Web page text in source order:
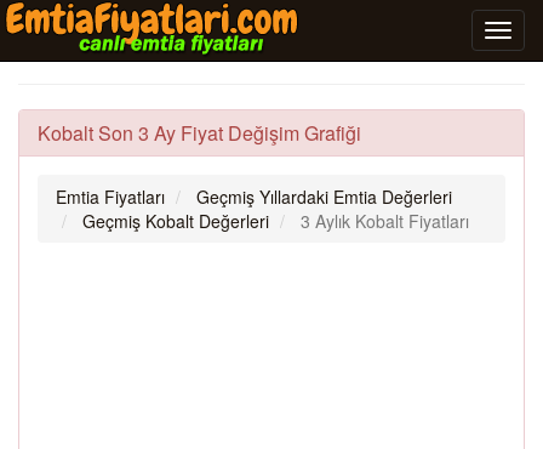
Kobalt Son 3 Ay Fiyat Değişim Grafiği
Emtia Fiyatları
Geçmiş Yıllardaki Emtia Değerleri
Geçmiş Kobalt Değerleri
3 Aylık Kobalt Fiyatları